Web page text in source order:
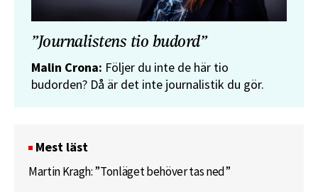
”Journalistens tio budord”
Malin Crona: Följer du inte de här tio
budorden? Då är det inte journalistik du gör.
Mest läst
Martin Kragh: ”Tonläget behöver tas ned”